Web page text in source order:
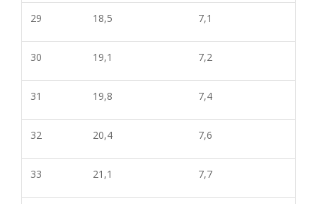
29 18,5 7,1
30 19,1 7,2
31 19,8 7,4
32 20,4 7,6
33 21,1 7,7